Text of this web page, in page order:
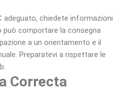
adeguato, chiedete informazioni
può comportare la consegna
a un orientamento e il
Preparatevi a rispettare le
Correcta